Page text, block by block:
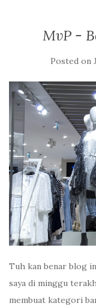
MvP -
Posted on
Tuh kan benar blog
saya di minggu
membuat kategori